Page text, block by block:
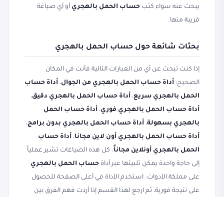
يبحث عنه سواء كتب حساب الحمل بالهجري أو أي صياغة
قريبة منها.
بحثات شائعة حول حساب الحمل بالهجري
إذا كنت تبحث عن أي من العبارات التالية فأنت في المكان
الصحيح: أداة حساب الحمل بالهجري من الجوال، أداة حساب
الحمل بالهجري سريع، أداة حساب الحمل بالهجري دقيق،
أداة حساب الحمل بالهجري فوري، أداة حساب الحمل
بالهجري بسهولة، أداة حساب الحمل بالهجري بدون برامج،
أداة حساب الحمل بالهجري أون لاين مجانا، أداة حساب
الحمل بالهجري أونلاين مجاناً. كل هذه الصياغات تشير عملياً
إلى حاجة واحدة يمكن تلبيتها عبر أداة حساب الحمل بالهجري
على مملكة الأدوات. استخدم الأداة في أعلى الصفحة للحصول
على نتيجة فورية، ثم ارجع لهذا القسم إذا أردت فهم الفرق بين